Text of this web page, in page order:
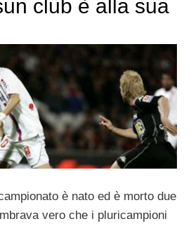
club è alla sua
è nato ed è morto due
vero che i pluricampioni